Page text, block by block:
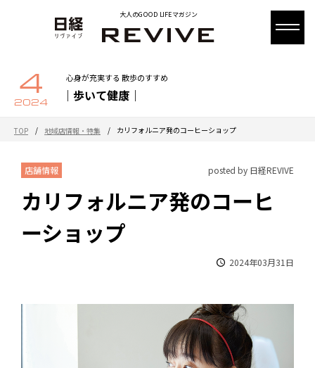
大人のGOOD LIFEマガジン
4
2024
心身が充実する 散歩のすすめ
｜歩いて健康｜
TOP / 地域店情報・特集 / カリフォルニア発のコーヒーショップ
店舗情報 posted by 日経REVIVE
カリフォルニア発のコーヒ
ーショップ
2024年03月31日